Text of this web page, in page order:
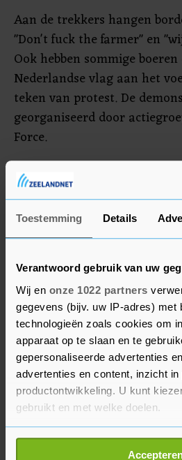
Toestemming Details
Verantwoord gebruik van uw
Wij en onze 1022 partners
gegevens (bijv. uw IP-adres) met
technologieën zoals cookies om
apparaat op te slaan en te
gepersonaliseerde advertenties
advertenties en content, inzicht in
productontwikkeling. U kunt
gebruikt en met welke doelen.
Als u het toestaat, willen we ook
Aan de trekkers hangen
"Don't fuck the farmer" en
Ook hebben sommige
Nederlandse vlag aan het
teken van protest. De
georganiseerd door
Force.
De Benoordenhoutseweg,
geparkeerd staan, wordt
verkeer, laat de politie weten.